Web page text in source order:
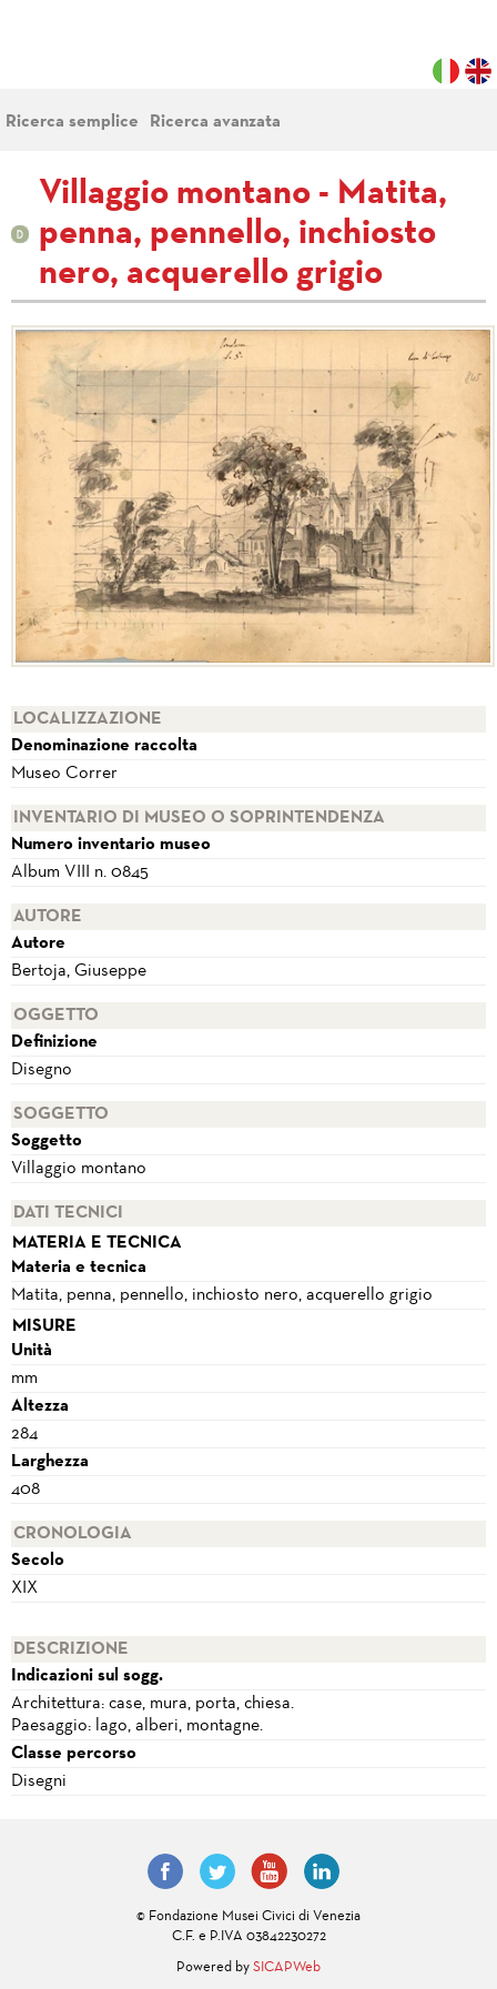
Ricerca semplice Ricerca avanzata
Villaggio montano - Matita,
penna, pennello, inchiosto
nero, acquerello grigio
LOCALIZZAZIONE
Denominazione raccolta
Museo Correr
INVENTARIO DI MUSEO O SOPRINTENDENZA
Numero inventario museo
Album VIII n. 0845
AUTORE
Autore
Bertoja, Giuseppe
OGGETTO
Definizione
Disegno
SOGGETTO
Soggetto
Villaggio montano
DATI TECNICI
MATERIA E TECNICA
Materia e tecnica
Matita, penna, pennello, inchiosto nero, acquerello grigio
MISURE
Unità
mm
Altezza
284
Larghezza
408
CRONOLOGIA
Secolo
XIX
DESCRIZIONE
Indicazioni sul sogg.
Architettura: case, mura, porta, chiesa.
Paesaggio: lago, alberi, montagne.
Classe percorso
Disegni
© Fondazione Musei Civici di Venezia
C.F. e P.IVA 03842230272
Powered by SICAPWeb